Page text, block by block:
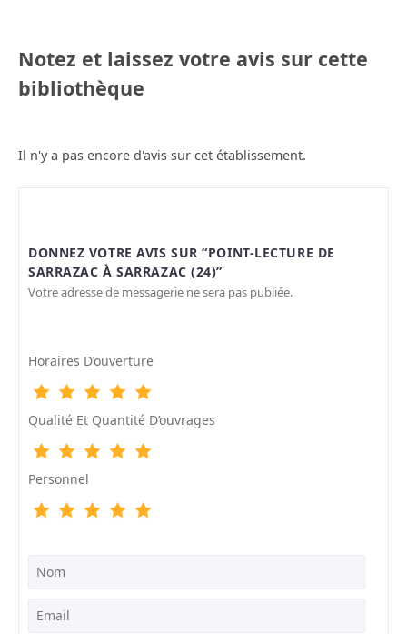
Notez et laissez votre avis sur cette
bibliothèque
Il n'y a pas encore d'avis sur cet établissement.
DONNEZ VOTRE AVIS SUR “POINT-LECTURE DE
SARRAZAC À SARRAZAC (24)”
Votre adresse de messagerie ne sera pas publiée.
Horaires D’ouverture
Qualité Et Quantité D’ouvrages
Personnel